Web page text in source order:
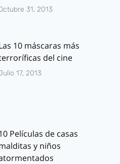
31, 2013
10 máscaras más
del cine
17, 2013
Películas de casas
y niños